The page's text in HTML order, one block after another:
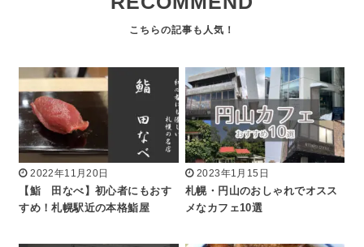
2022年11月20日
【鮨 田なべ】初心者にもおす
すめ！札幌駅近の本格鮨屋
2023年1月15日
札幌・円山のおしゃれでオスス
メなカフェ10選